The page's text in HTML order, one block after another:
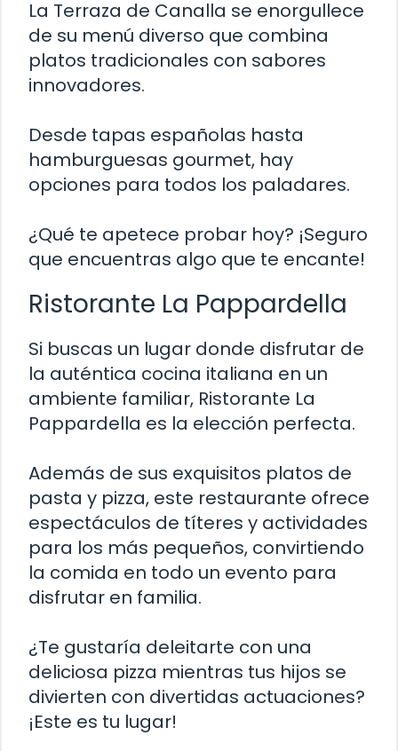
La Terraza de Canalla se enorgullece
de su menú diverso que combina
platos tradicionales con sabores
innovadores.
Desde tapas españolas hasta
hamburguesas gourmet, hay
opciones para todos los paladares.
¿Qué te apetece probar hoy? ¡Seguro
que encuentras algo que te encante!
Ristorante La Pappardella
Si buscas un lugar donde disfrutar de
la auténtica cocina italiana en un
ambiente familiar, Ristorante La
Pappardella es la elección perfecta.
Además de sus exquisitos platos de
pasta y pizza, este restaurante ofrece
espectáculos de títeres y actividades
para los más pequeños, convirtiendo
la comida en todo un evento para
disfrutar en familia.
¿Te gustaría deleitarte con una
deliciosa pizza mientras tus hijos se
divierten con divertidas actuaciones?
¡Este es tu lugar!